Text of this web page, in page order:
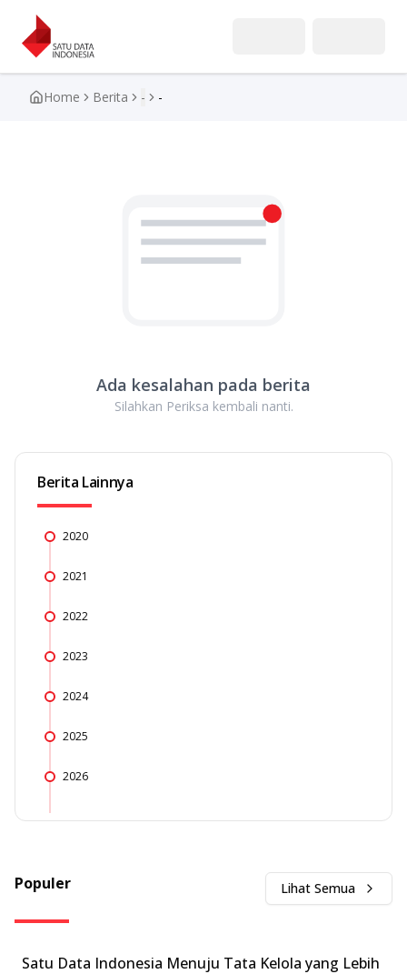
Home Berita -Toggle menu
-
Ada kesalahan pada berita
Silahkan Periksa kembali nanti.
Berita Lainnya
2020
2021
2022
2023
2024
2025
2026
Populer Lihat Semua
Satu Data Indonesia Menuju Tata Kelola yang Lebih